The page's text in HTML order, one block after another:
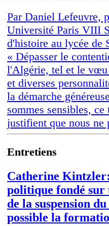
Par Daniel Lefeuvre,
Université Paris VIII
d'histoire au lycée de
« Dépasser le
l'Algérie, tel et le vœu
et diverses
la démarche
sommes sensibles,
justifient que nous ne
Entretiens
Catherine
politique fondé sur
de la suspension
possible la